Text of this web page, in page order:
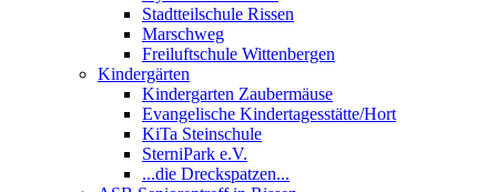
Stadtteilschule Rissen
Marschweg
Freiluftschule Wittenbergen
Kindergärten
Kindergarten Zaubermäuse
Evangelische Kindertagesstätte/Hort
KiTa Steinschule
SterniPark e.V.
...die Dreckspatzen...